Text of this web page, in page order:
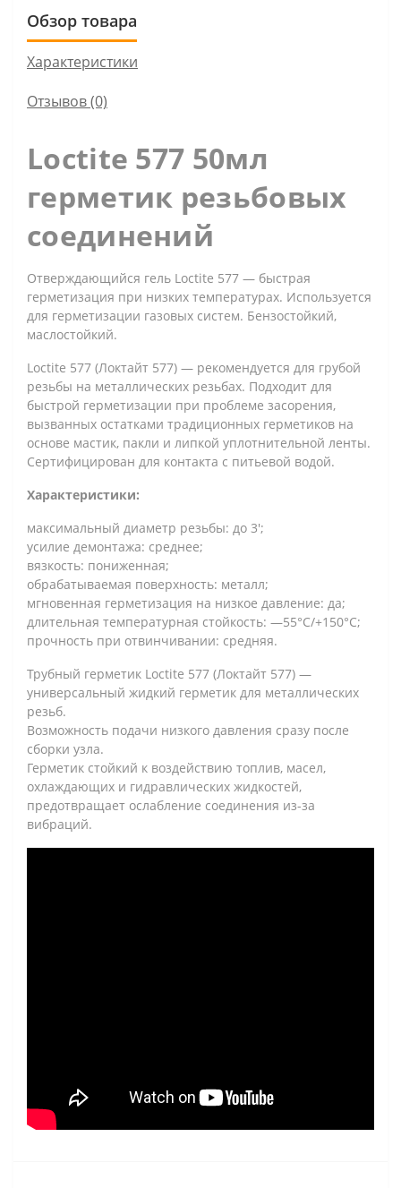
Обзор товара
Характеристики
Отзывов (0)
Loctite 577 50мл
герметик резьбовых
соединений
Отверждающийся гель Loctite 577 — быстрая
герметизация при низких температурах. Используется
для герметизации газовых систем. Бензостойкий,
маслостойкий.
Loctite 577 (Локтайт 577) — рекомендуется для грубой
резьбы на металлических резьбах. Подходит для
быстрой герметизации при проблеме засорения,
вызванных остатками традиционных герметиков на
основе мастик, пакли и липкой уплотнительной ленты.
Сертифицирован для контакта с питьевой водой.
Характеристики:
максимальный диаметр резьбы: до 3';
усилие демонтажа: среднее;
вязкость: пониженная;
обрабатываемая поверхность: металл;
мгновенная герметизация на низкое давление: да;
длительная температурная стойкость: —55°C/+150°C;
прочность при отвинчивании: средняя.
Трубный герметик Loctite 577 (Локтайт 577) —
универсальный жидкий герметик для металлических
резьб.
Возможность подачи низкого давления сразу после
сборки узла.
Герметик стойкий к воздействию топлив, масел,
охлаждающих и гидравлических жидкостей,
предотвращает ослабление соединения из-за
вибраций.